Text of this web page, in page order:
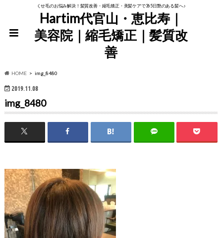
くせ毛のお悩み解決！髪質改善・縮毛矯正・美髪ケアで365日艶のある髪へ♪
Hartim代官山・恵比寿｜
美容院｜縮毛矯正｜髪質改
善
HOME img_8480
2019.11.08
img_8480